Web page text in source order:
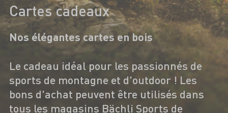
Cartes cadeaux
Nos élégantes cartes en bois
Le cadeau idéal pour les passionnés de
sports de montagne et d'outdoor ! Les
bons d'achat peuvent être utilisés dans
tous les magasins Bächli Sports de